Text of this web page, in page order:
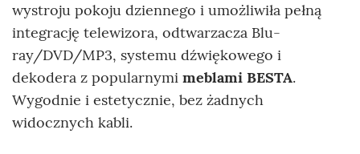
wystroju pokoju dziennego i umożliwiła pełną
integrację telewizora, odtwarzacza Blu-
ray/DVD/MP3, systemu dźwiękowego i
dekodera z popularnymi meblami BESTA.
Wygodnie i estetycznie, bez żadnych
widocznych kabli.